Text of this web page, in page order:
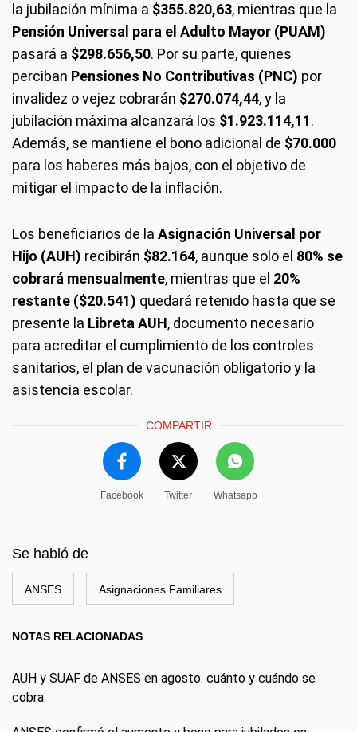
la jubilación mínima a $355.820,63, mientras que la
Pensión Universal para el Adulto Mayor (PUAM)
pasará a $298.656,50. Por su parte, quienes
perciban Pensiones No Contributivas (PNC) por
invalidez o vejez cobrarán $270.074,44, y la
jubilación máxima alcanzará los $1.923.114,11.
Además, se mantiene el bono adicional de $70.000
para los haberes más bajos, con el objetivo de
mitigar el impacto de la inflación.
Los beneficiarios de la Asignación Universal por
Hijo (AUH) recibirán $82.164, aunque solo el 80% se
cobrará mensualmente, mientras que el 20%
restante ($20.541) quedará retenido hasta que se
presente la Libreta AUH, documento necesario
para acreditar el cumplimiento de los controles
sanitarios, el plan de vacunación obligatorio y la
asistencia escolar.
COMPARTIR
Facebook Twitter Whatsapp
Se habló de
ANSES Asignaciones Familiares
NOTAS RELACIONADAS
AUH y SUAF de ANSES en agosto: cuánto y cuándo se
cobra